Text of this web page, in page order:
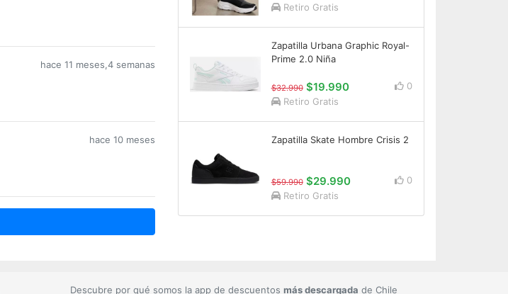
hace 11 meses,4 semanas
hace 10 meses
Retiro Gratis
Zapatilla Urbana Graphic Royal-
Prime 2.0 Niña
$32.990 $19.990
0
Retiro Gratis
Zapatilla Skate Hombre Crisis 2
$59.990 $29.990
0
Retiro Gratis
Descubre por qué somos la app de descuentos más descargada de Chile